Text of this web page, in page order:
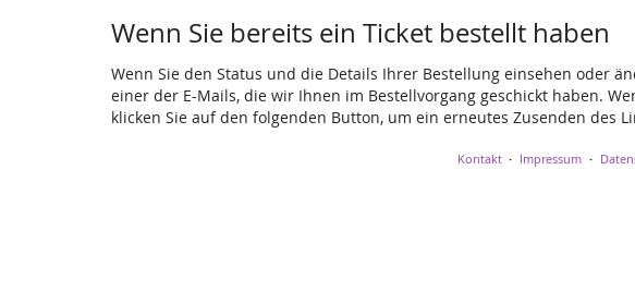
Wenn Sie bereits ein Ticket bestellt haben
Wenn Sie den Status und die Details Ihrer Bestellung einsehen oder
einer der E-Mails, die wir Ihnen im Bestellvorgang geschickt haben.
klicken Sie auf den folgenden Button, um ein erneutes Zusenden des
Kontakt Impressum